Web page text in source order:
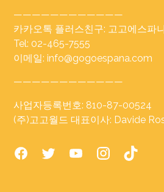
————————————
카카오톡 플러스친구: 고고에스파
Tel: 02-465-7555
이메일: info@gogoespana.com
————————————
사업자등록번호: 810-87-00524
(주)고고월드 대표이사: Davide